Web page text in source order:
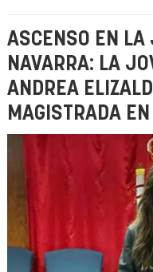
ASCENSO EN LA
NAVARRA: LA
ANDREA
MAGISTRADA